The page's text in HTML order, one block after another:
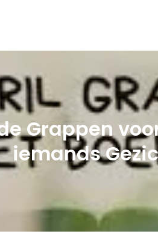
Grappen
iemands